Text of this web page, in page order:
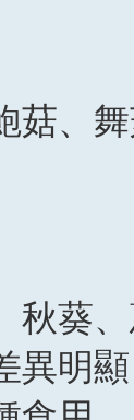
菇、
秋葵
異明